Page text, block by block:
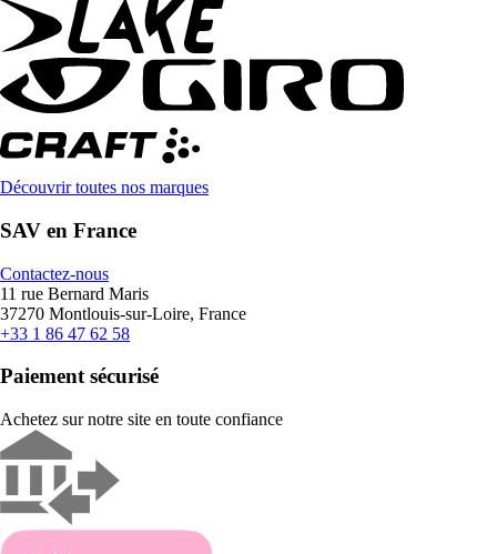
Découvrir toutes nos marques
SAV en France
Contactez-nous
11 rue Bernard Maris
37270 Montlouis-sur-Loire, France
+33 1 86 47 62 58
Paiement sécurisé
Achetez sur notre site en toute confiance